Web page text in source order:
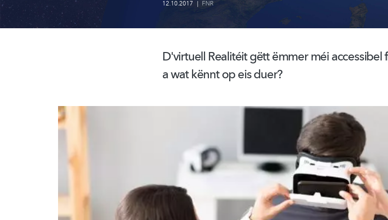
12.10.2017 | FNR
D'virtuell Realitéit gëtt ëmmer méi accessibel
a wat kënnt op eis duer?